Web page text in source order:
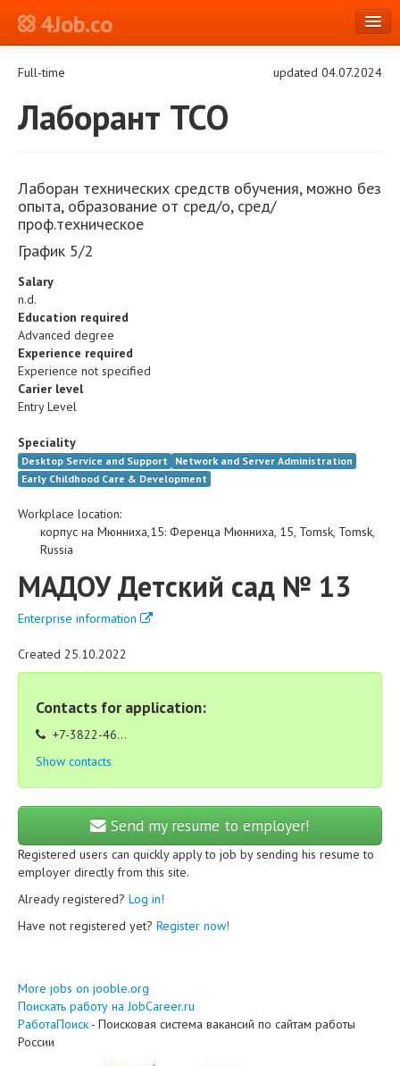
4Job.co
Log in or Register
Full-time updated 04.07.2024
Лаборант ТСО
Лаборан технических средств обучения, можно без
опыта, образование от сред/о, сред/
проф.техническое
График 5/2
Salary
n.d.
Education required
Advanced degree
Experience required
Experience not specified
Carier level
Entry Level
Speciality
Desktop Service and Support
Network and Server Administration
Early Childhood Care & Development
Workplace location:
корпус на Мюнниха,15: Ференца Мюнниха, 15, Tomsk, Tomsk,
Russia
МАДОУ Детский сад № 13
Enterprise information
Created 25.10.2022
Contacts for application:
+7-3822-46...
Show contacts
Send my resume to employer!
Registered users can quickly apply to job by sending his resume to
employer directly from this site.
Already registered? Log in!
Have not registered yet? Register now!
More jobs on jooble.org
Поискать работу на JobCareer.ru
РаботаПоиск - Поисковая система вакансий по сайтам работы
России